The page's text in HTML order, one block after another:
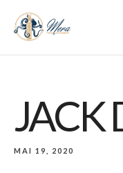
JACK
MAI 19, 2020